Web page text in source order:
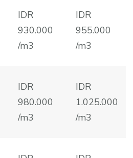
IDR
930.000
/m3
IDR
955.000
/m3
IDR
980.000
/m3
IDR
1.025.000
/m3